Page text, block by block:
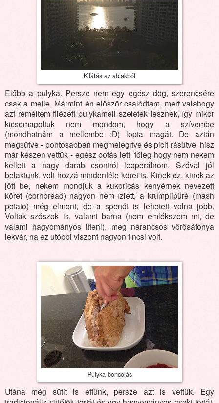
Kilátás az ablakból
Előbb a pulyka. Persze nem egy egész dög, szerencsére
csak a melle. Mármint én először csalódtam, mert valahogy
azt reméltem filézett pulykamell szeletek lesznek, így mikor
kicsomagoltuk nem mondom, hogy a szívembe
(mondhatnám a mellembe :D) lopta magát. De aztán
megsütve - pontosabban megmelegítve és picit rásütve, hisz
már készen vettük - egész pofás lett, főleg hogy nem nekem
kellett a nagy darab csontról leoperálnom. Szóval jól
belaktunk, volt hozzá mindenféle köret is. Kinek ez, kinek az
jött be, nekem mondjuk a kukoricás kenyérnek nevezett
köret (cornbread) nagyon nem ízlett, a krumplipüré (mash
potato) még elment, de a spenót is lehetett volna jobb.
Voltak szószok is, valami barna (nem emlékszem mi, de
valami hagyományos itteni), meg narancsos vörösáfonya
lekvár, na ez utóbbi viszont nagyon fincsi volt.
Pulyka boncolás
Utána még sütit is ettünk, persze azt is vettük. Egy